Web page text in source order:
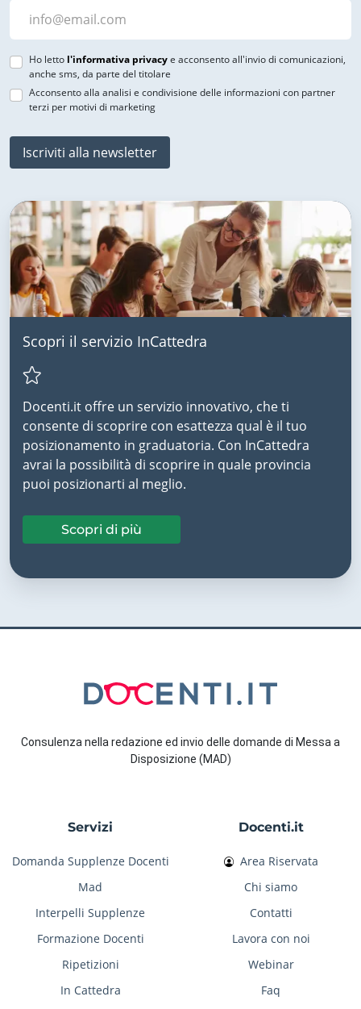
Ho letto l'informativa privacye acconsento all'invio di comunicazioni,
anche sms, da parte del titolare
Acconsento alla analisi e condivisione delle informazioni con partner
terzi per motivi di marketing
Iscriviti alla newsletter
Scopri il servizio InCattedra
Docenti.it offre un servizio innovativo, che ti
consente di scoprire con esattezza qual è il tuo
posizionamento in graduatoria. Con InCattedra
avrai la possibilità di scoprire in quale provincia
puoi posizionarti al meglio.
Scopri di più
Consulenza nella redazione ed invio delle domande di Messa a
Disposizione (MAD)
Servizi
Domanda Supplenze Docenti
Mad
Interpelli Supplenze
Formazione Docenti
Ripetizioni
In Cattedra
Docenti.it
Area Riservata
Chi siamo
Contatti
Lavora con noi
Webinar
Faq